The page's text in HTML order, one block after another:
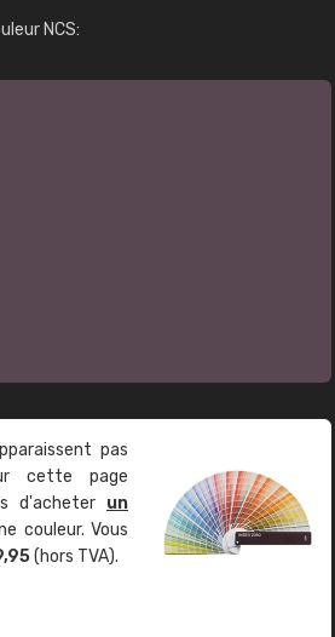
NCS:
pas
cette page
d'acheter un
couleur. Vous
(hors TVA).